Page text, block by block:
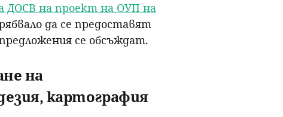
ДОСВ на проект на ОУП на
да се предоставят
се обсъждат.
на
картография